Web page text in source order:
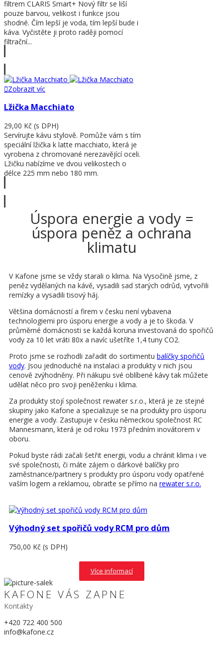
filtrem CLARIS Smart+ Nový filtr se liší
pouze barvou, velikost i funkce jsou
shodné. Čím lepší je voda, tím lepší bude i
káva. Vyčistěte ji proto raději pomocí
filtrační...
Zobrazit víc
Lžička Macchiato
29,00 Kč (s DPH)
Servírujte kávu stylově. Pomůže vám s tím
speciální lžička k latte macchiato, která je
vyrobena z chromované nerezavějící oceli.
Lžičku nabízíme ve dvou velikostech o
délce 225 mm nebo 180 mm.
Úspora energie a vody =
úspora peněz a ochrana
klimatu
V Kafone jsme se vždy starali o klima. Na Vysočině jsme, z
peněz vydělaných na kávě, vysadili sad starých odrůd, vytvořili
remízky a vysadili tisový háj.
Většina domácností a firem v česku není vybavena
technologiemi pro úsporu energie a vody a je to škoda. V
průměrné domácnosti se každá koruna investovaná do spořičů
vody za 10 let vráti 80x a navíc ušetříte 1,4 tuny CO2.
Proto jsme se rozhodli zařadit do sortimentu balíčky spořičů
vody. Jsou jednoduché na instalaci a produkty v nich jsou
cenově zvýhodněny. Při nákupu své oblíbené kávy tak můžete
udělat něco pro svoji peněženku i klima.
Za produkty stojí společnost rewater s.r.o., která je ze stejné
skupiny jako Kafone a specializuje se na produkty pro úsporu
energie a vody. Zastupuje v česku německou společnost RC
Mannesmann, která je od roku 1973 předním inovátorem v
oboru.
Pokud byste rádi začali šetřit energii, vodu a chránit klima i ve
své společnosti, či máte zájem o dárkové balíčky pro
zaměstnance/partnery s produkty pro úsporu vody opatřené
vaším logem a reklamou, obraťte se přímo na rewater s.r.o.
Výhodný set spořičů vody RCM pro dům
750,00 Kč (s DPH)
Více informací
KAFONE VÁS ZAPNE
Kontakty
+420 722 400 500
info@kafone.cz